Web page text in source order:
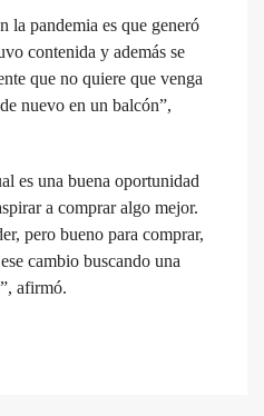
la pandemia es que generó
contenida y además se
que no quiere que venga
nuevo en un balcón”,
es una buena oportunidad
a comprar algo mejor.
pero bueno para comprar,
cambio buscando una
afirmó.